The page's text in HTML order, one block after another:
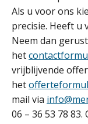
Als u voor ons
precisie. Heeft u
Neem dan
het
vrijblijvende
het
mail via
06 – 36 53 78